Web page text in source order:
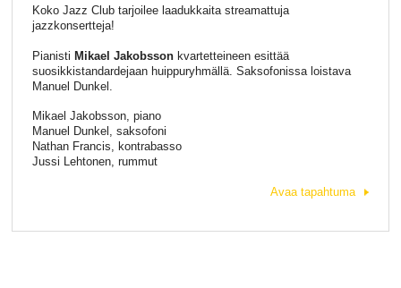
Koko Jazz Club tarjoilee laadukkaita streamattuja
jazzkonsertteja!
Pianisti Mikael Jakobssonkvartetteineen esittää
suosikkistandardejaan huippuryhmällä. Saksofonissa loistava
Manuel Dunkel.
Mikael Jakobsson, piano
Manuel Dunkel, saksofoni
Nathan Francis, kontrabasso
Jussi Lehtonen, rummut
Avaa tapahtuma